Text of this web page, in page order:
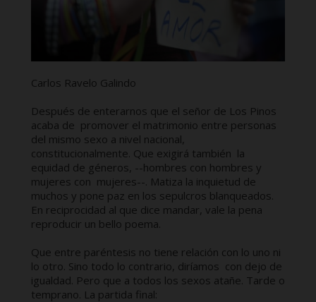
Carlos Ravelo Galindo
Después de enterarnos que el señor de Los Pinos
acaba de promover el matrimonio entre personas
del mismo sexo a nivel nacional,
constitucionalmente. Que exigirá también la
equidad de géneros, --hombres con hombres y
mujeres con mujeres--. Matiza la inquietud de
muchos y pone paz en los sepulcros blanqueados.
En reciprocidad al que dice mandar, vale la pena
reproducir un bello poema.
Que entre paréntesis no tiene relación con lo uno ni
lo otro. Sino todo lo contrario, diríamos con dejo de
igualdad. Pero que a todos los sexos atañe. Tarde o
temprano. La partida final: